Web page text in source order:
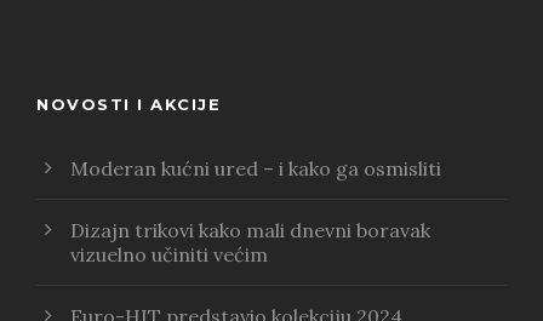
NOVOSTI I AKCIJE
Moderan kućni ured – i kako ga osmisliti
Dizajn trikovi kako mali dnevni boravak
vizuelno učiniti većim
Euro-HIT predstavio kolekciju 2024.